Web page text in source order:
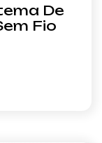
De
Fio